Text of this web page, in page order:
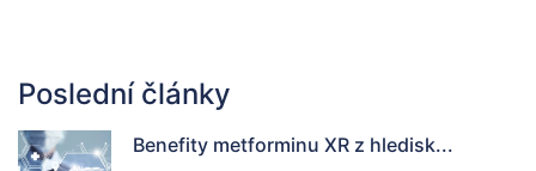
Poslední články
Benefity metforminu XR z hledisk...